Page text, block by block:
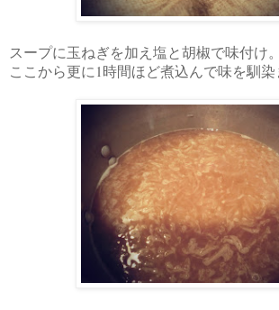
スープに玉ねぎを加え塩と胡椒で味付け。
ここから更に 1 時間ほど煮込んで味を馴染